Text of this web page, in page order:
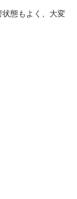
状態もよく、大変